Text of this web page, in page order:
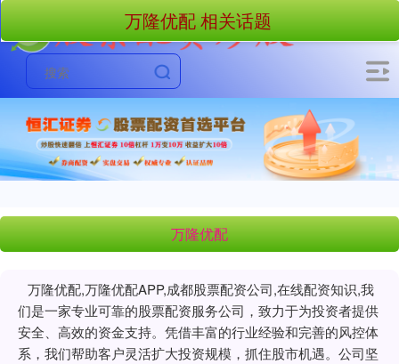
万隆优配
万隆优配,万隆优配APP,成都股票配资公司,在线配资知识,我
们是一家专业可靠的股票配资服务公司，致力于为投资者提供
安全、高效的资金支持。凭借丰富的行业经验和完善的风控体
系，我们帮助客户灵活扩大投资规模，抓住股市机遇。公司坚
万隆优配 相关话题